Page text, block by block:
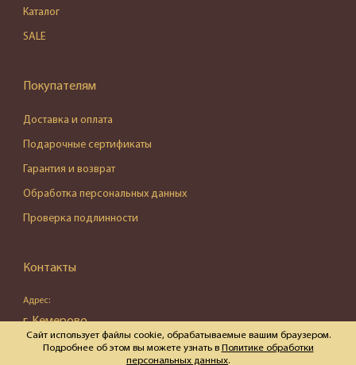
Каталог
SALE
Покупателям
Доставка и оплата
Подарочные сертификаты
Гарантия и возврат
Обработка персональных данных
Проверка подлинности
Контакты
Адрес:
г. Кемерово,
ул. Весенняя, д. 16, пом. 87
Сайт использует файлы cookie, обрабатываемые вашим браузером.
Подробнее об этом вы можете узнать в Политике обработки
персональных данных.